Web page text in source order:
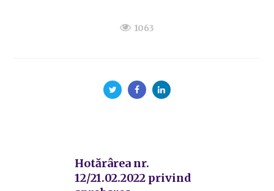
1063
Hotărârea nr.
12/21.02.2022 privind